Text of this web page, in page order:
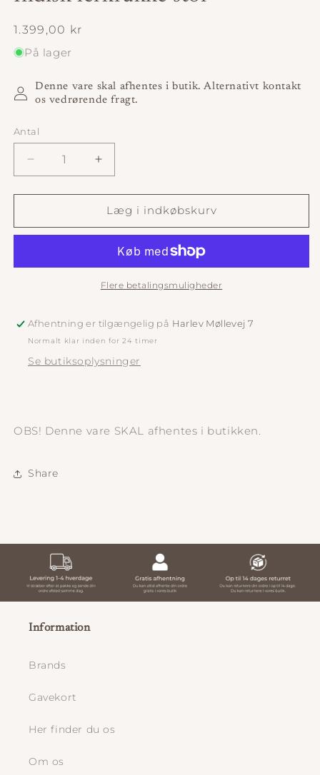
Normalpris
1.399,00 kr
På lager
Denne vare skal afhentes i butik. Alternativt kontakt
os vedrørende fragt.
Antal
Antal
Reducer
antallet
for
lerkrukke
Øg
antallet
for
Indisk
lerkrukke
Læg i indkøbskurv
Flere betalingsmuligheder
Afhentning er tilgængelig på Harlev Møllevej 7
Normalt klar inden for 24 timer
Se butiksoplysninger
OBS! Denne vare SKAL afhentes i butikken.
Share
Information
Brands
Gavekort
Her finder du os
Om os